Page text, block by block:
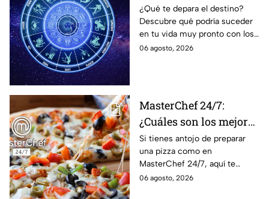
agosto; estos signos
podrían dejar de estar
solteros más pronto de
lo que imaginan y
¿Qué te depara el destino?
Descubre qué podría suceder
en tu vida muy pronto con los
horóscopos de Nana Calistar;
06 agosto, 2026
MasterChef 24/7:
¿Cuáles son los mejores
quesos para preparar
pizza en casa?
Si tienes antojo de preparar
una pizza como en
MasterChef 24/7, aquí te
contamos todo lo que debes
06 agosto, 2026